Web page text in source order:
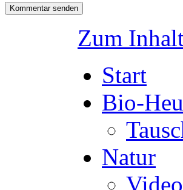
Zum
Start
Bio-
Natur